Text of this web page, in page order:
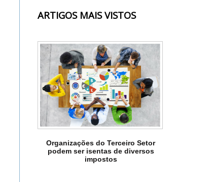
ARTIGOS MAIS VISTOS
Organizações do Terceiro Setor
podem ser isentas de diversos
impostos